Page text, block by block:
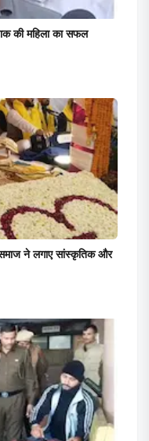
की महिला का सफल
ने लगाए सांस्कृतिक और